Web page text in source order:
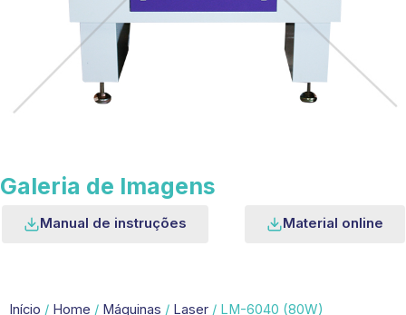
Galeria de Imagens
Manual de instruções Material online
Início / Home / Máquinas / Laser / LM-6040 (80W)